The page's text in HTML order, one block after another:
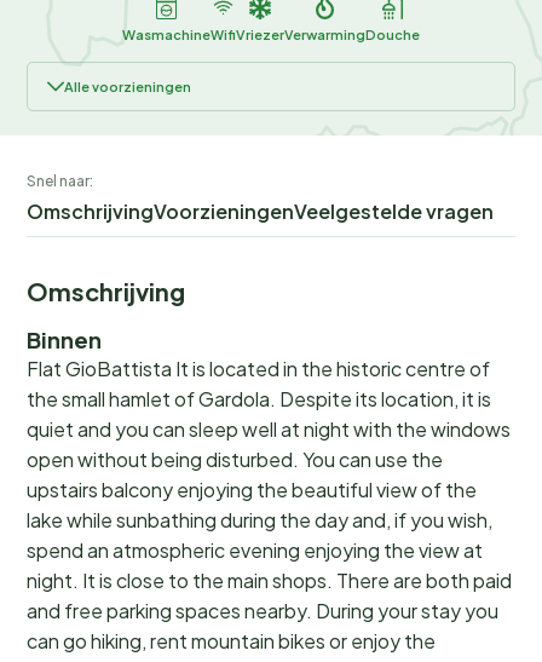
WasmachineWifiVriezerVerwarmingDouche
Alle voorzieningen
Snel naar:
OmschrijvingVoorzieningenVeelgestelde vragen
Omschrijving
Binnen
Flat GioBattista It is located in the historic centre of
the small hamlet of Gardola. Despite its location, it is
quiet and you can sleep well at night with the windows
open without being disturbed. You can use the
upstairs balcony enjoying the beautiful view of the
lake while sunbathing during the day and, if you wish,
spend an atmospheric evening enjoying the view at
night. It is close to the main shops. There are both paid
and free parking spaces nearby. During your stay you
can go hiking, rent mountain bikes or enjoy the